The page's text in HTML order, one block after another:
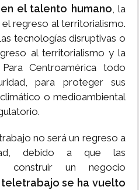
el talento humano, la
regreso al territorialismo.
tecnologías disruptivas o
al territorialismo y la
Centroamérica todo
para proteger sus
o medioambiental
no será un regreso a
debido a que las
construir un negocio
se ha vuelto